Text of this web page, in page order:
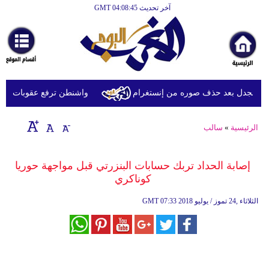
آخر تحديث GMT 04:08:45
أخبارعاجلة
رياضة
ثقافة
إقتصاد
وموسيقى
واشنطن ترفع عقوبات عن الجدل بعد حذف صوره من إنستغرام
الرئيسية » سالب
إصابة الحداد تربك حسابات البنزرتي قبل مواجهة حوريا
كوناكري
GMT 07:33 2018 الثلاثاء ,24 تموز / يوليو